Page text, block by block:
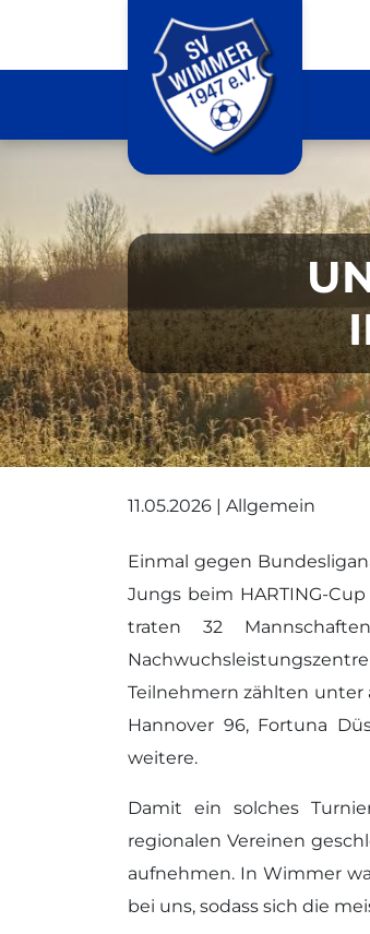
11.05.2026 | Allgemein
Einmal gegen
Jungs beim HARTING-
traten 32
Teilnehmern zählten unter
Hannover 96, Fortuna
weitere.
Damit ein solches
regionalen Vereinen
aufnehmen. In Wimmer
bei uns, sodass sich die